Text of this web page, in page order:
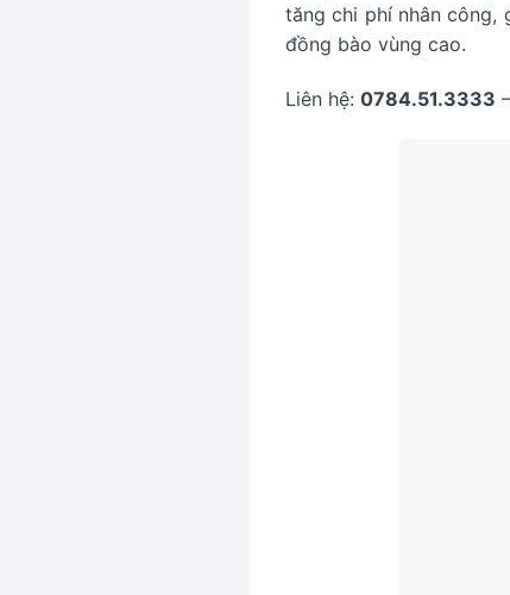
tăng chi phí nhân công,
đồng bào vùng cao.
Liên hệ: 0784.51.3333